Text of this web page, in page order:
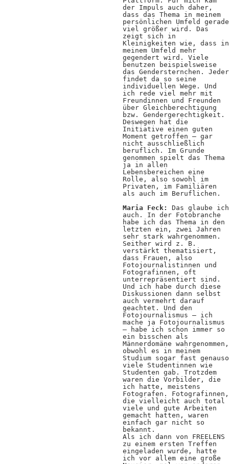
der Impuls auch daher,
dass das Thema in meinem
persönlichen Umfeld gerade
viel größer wird. Das
zeigt sich in
Kleinigkeiten wie, dass in
meinem Umfeld mehr
gegendert wird. Viele
benutzen beispielsweise
das Gendersternchen. Jeder
findet da so seine
individuellen Wege. Und
ich rede viel mehr mit
Freundinnen und Freunden
über Gleichberechtigung
bzw. Gendergerechtigkeit.
Deswegen hat die
Initiative einen guten
Moment getroffen – gar
nicht ausschließlich
beruflich. Im Grunde
genommen spielt das Thema
ja in allen
Lebensbereichen eine
Rolle, also sowohl im
Privaten, im Familiären
als auch im Beruflichen.
Maria Feck:
Das glaube ich
auch. In der Fotobranche
habe ich das Thema in den
letzten ein, zwei Jahren
sehr stark wahrgenommen.
Seither wird z. B.
verstärkt thematisiert,
dass Frauen, also
Fotojournalistinnen und
Fotografinnen, oft
unterrepräsentiert sind.
Und ich habe durch diese
Diskussionen dann selbst
auch vermehrt darauf
geachtet. Und den
Fotojournalismus – ich
mache ja Fotojournalismus
– habe ich schon immer so
ein bisschen als
Männerdomäne wahrgenommen,
obwohl es in meinem
Studium sogar fast genauso
viele Studentinnen wie
Studenten gab. Trotzdem
waren die Vorbilder, die
ich hatte, meistens
Fotografen. Fotografinnen,
die vielleicht auch total
viele und gute Arbeiten
gemacht hatten, waren
einfach gar nicht so
bekannt.
Als ich dann von FREELENS
zu einem ersten Treffen
eingeladen wurde, hatte
ich vor allem eine große